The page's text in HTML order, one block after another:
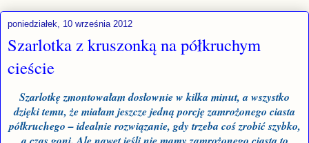
poniedziałek, 10 września 2012
Szarlotka z kruszonką na półkruchym
cieście
Szarlotkę zmontowałam dosłownie w kilka minut, a wszystko
dzięki temu, że miałam jeszcze jedną porcję zamrożonego ciasta
półkruchego – idealnie rozwiązanie, gdy trzeba coś zrobić szybko,